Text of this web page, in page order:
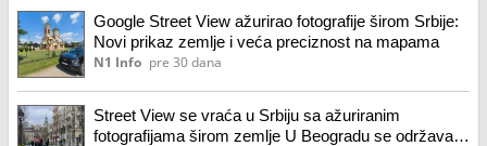
Google Street View ažurirao fotografije širom Srbije:
Novi prikaz zemlje i veća preciznost na mapama
N1 Info pre 30 dana
Street View se vraća u Srbiju sa ažuriranim
fotografijama širom zemlje U Beogradu se održava